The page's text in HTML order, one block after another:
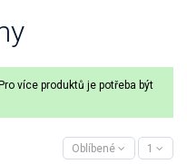
více produktů je potřeba být
Oblíbené 1